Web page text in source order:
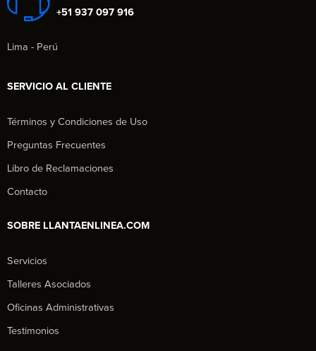
+51 937 097 916
Lima - Perú
SERVICIO AL CLIENTE
Términos y Condiciones de Uso
Preguntas Frecuentes
Libro de Reclamaciones
Contacto
SOBRE LLANTAENLINEA.COM
Servicios
Talleres Asociados
Oficinas Administrativas
Testimonios